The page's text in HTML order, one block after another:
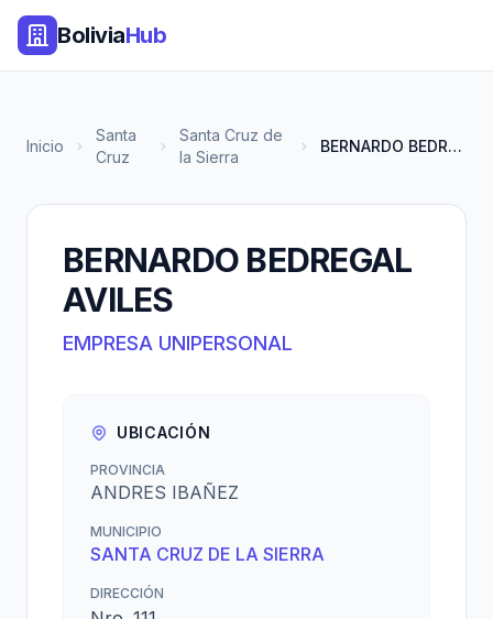
BoliviaHub
Inicio
Santa
Cruz
Santa Cruz de
la Sierra
BERNARDO BEDREGAL AVILES
BERNARDO BEDREGAL
AVILES
EMPRESA UNIPERSONAL
UBICACIÓN
PROVINCIA
ANDRES IBAÑEZ
MUNICIPIO
SANTA CRUZ DE LA SIERRA
DIRECCIÓN